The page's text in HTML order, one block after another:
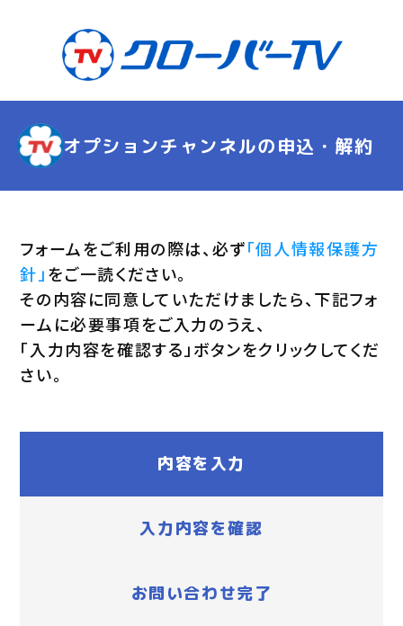
オプションチャンネルの申込・解約
フォームをご利用の際は、必ず「個人情報保護方
針」をご一読ください。
その内容に同意していただけましたら、下記フォ
ームに必要事項をご入力のうえ、
「入力内容を確認する」ボタンをクリックしてくだ
さい。
内容を入力
入力内容を確認
お問い合わせ完了